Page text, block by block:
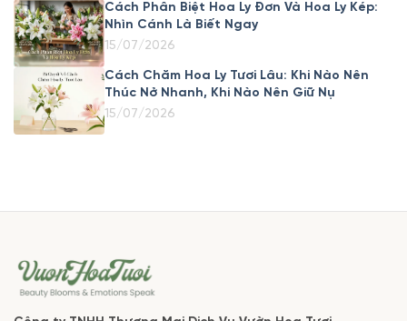
Cách Phân Biệt Hoa Ly Đơn Và Hoa Ly Kép:
Nhìn Cánh Là Biết Ngay
15/07/2026
Cách Chăm Hoa Ly Tươi Lâu: Khi Nào Nên
Thúc Nở Nhanh, Khi Nào Nên Giữ Nụ
15/07/2026